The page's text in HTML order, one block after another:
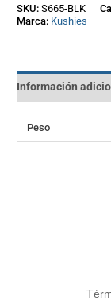
SKU:S665-BLK
Marca: Kushies
Información
Peso